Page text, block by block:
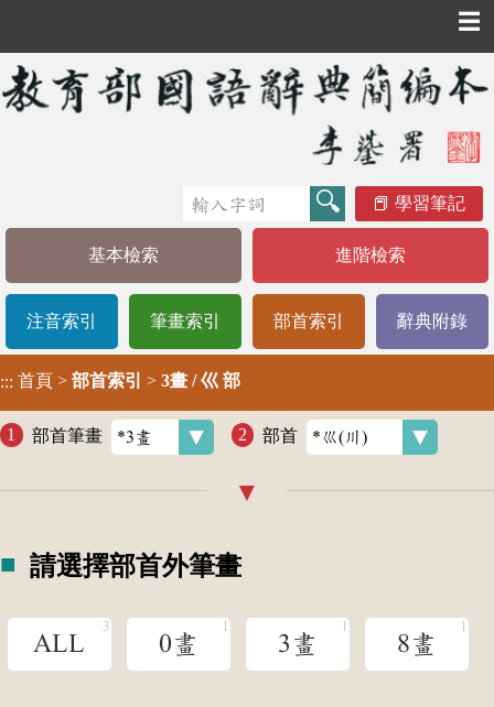
☰
學習筆記
基本檢索 進階檢索
注音索引 筆畫索引 部首索引 辭典附錄
::: 首頁 > 部首索引 > 3畫 / 巛 部
部首筆畫 部首
請選擇部首外筆畫
ALL 0畫 3畫 8畫